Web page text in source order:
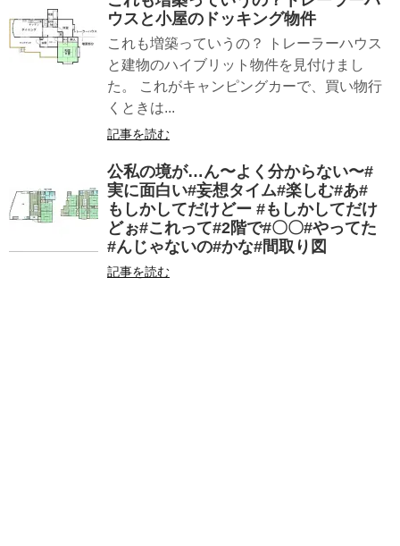
ウスと小屋のドッキング物件
これも増築っていうの？ トレーラーハウス
と建物のハイブリット物件を見付けまし
た。 これがキャンピングカーで、買い物行
くときは...
記事を読む
公私の境が…ん〜よく分からない〜#
実に面白い#妄想タイム#楽しむ#あ#
もしかしてだけどー #もしかしてだけ
どぉ#これって#2階で#〇〇#やってた
#んじゃないの#かな#間取り図
記事を読む